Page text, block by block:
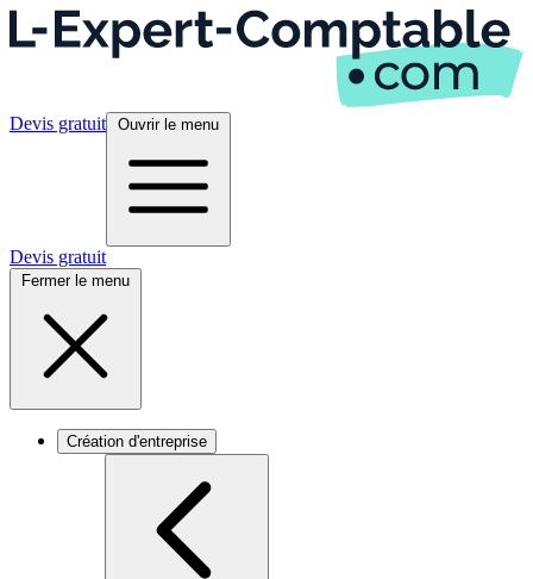
Devis gratuit Ouvrir le menu
Devis gratuit
Fermer le menu
Création d'entreprise